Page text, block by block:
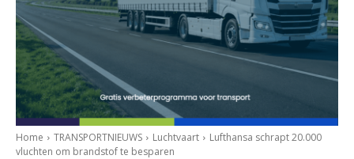
Home TRANSPORTNIEUWS Luchtvaart
Lufthansa schrapt 20.000
vluchten om brandstof te besparen